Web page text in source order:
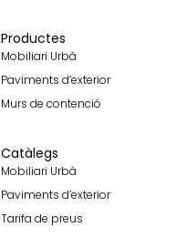
Productes
Mobiliari Urbà
Paviments d’exterior
Murs de contenció
Catàlegs
Mobiliari Urbà
Paviments d’exterior
Tarifa de preus